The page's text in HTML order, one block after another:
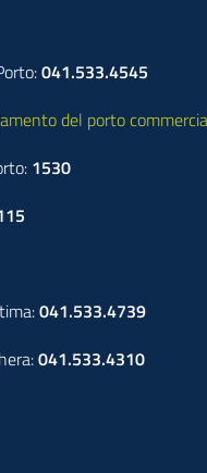
041.533.4545
del porto
1530
041.533.4739
041.533.4310